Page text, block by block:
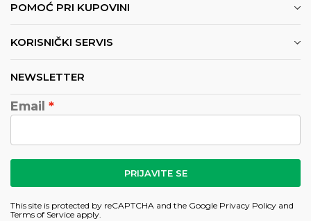
POMOĆ PRI KUPOVINI
KORISNIČKI SERVIS
NEWSLETTER
Email
PRIJAVITE SE
This site is protected by reCAPTCHA and the Google Privacy Policy and
Terms of Service apply.